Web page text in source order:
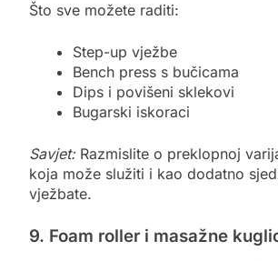
Što sve možete raditi:
Step-up vježbe
Bench press s bučicama
Dips i povišeni sklekovi
Bugarski iskoraci
Savjet:Razmislite o preklopnoj
koja može služiti i kao dodatno
vježbate.
9. Foam roller i masažne